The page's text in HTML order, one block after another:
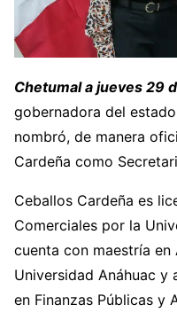
Chetumal a jueves 29
gobernadora del
nombró, de manera
Cardeña como
Ceballos Cardeña es
Comerciales por la
cuenta con maestría
Universidad Anáhuac y
en Finanzas Públicas y